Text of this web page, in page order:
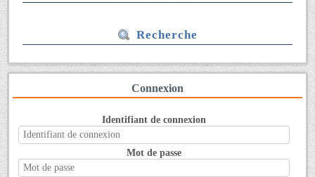
Recherche
Connexion
Identifiant de connexion
Mot de passe